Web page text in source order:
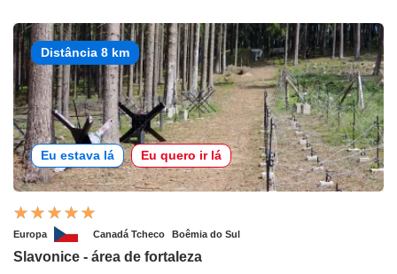
Distância 8 km
Eu estava lá Eu quero ir lá
Europa Canadá Tcheco Boêmia do Sul
Slavonice - área de fortaleza